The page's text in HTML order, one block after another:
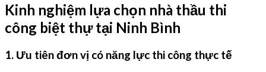
Kinh nghiệm lựa chọn nhà thầu thi
công biệt thự tại Ninh Bình
1. Ưu tiên đơn vị có năng lực thi công thực tế